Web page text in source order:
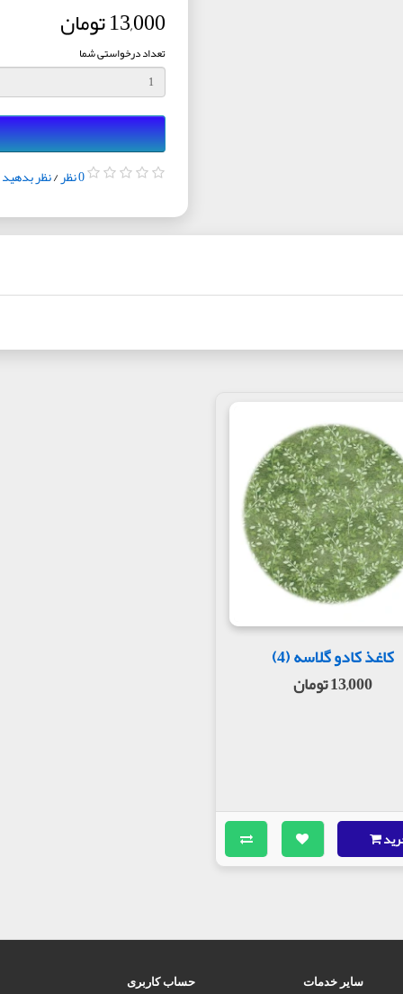
13,000 تومان
تعداد درخواستی شما
0 نظر /نظر بدهید
کاغذ کادو گلاسه (4)
13,000 تومان
سایر خدمات حساب کاربری